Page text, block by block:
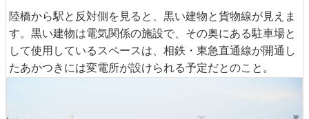
陸橋から駅と反対側を見ると、黒い建物と貨物線が見えま
す。黒い建物は電気関係の施設で、その奥にある駐車場と
して使用しているスペースは、相鉄・東急直通線が開通し
たあかつきには変電所が設けられる予定だとのこと。